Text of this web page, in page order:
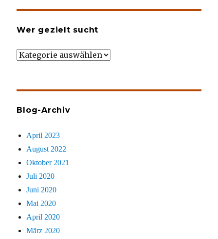
Wer gezielt sucht
Wer
Blog-Archiv
April 2023
August 2022
Oktober 2021
Juli 2020
Juni 2020
Mai 2020
April 2020
März 2020